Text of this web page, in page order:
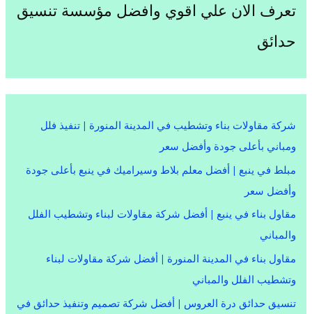
تعرف الان علي اقوي وافضل مؤسسة تنسيق
حدائق
شركة مقاولات بناء وتشطيب في المدينة المنورة | تنفيذ فلل
ومباني بأعلى جودة وأفضل سعر
مبلط في ينبع | أفضل معلم بلاط وسيراميك في ينبع بأعلى جودة
وأفضل سعر
مقاول بناء في ينبع | أفضل شركة مقاولات لبناء وتشطيب الفلل
والمباني
مقاول بناء في المدينة المنورة | أفضل شركة مقاولات لبناء
وتشطيب الفلل والمباني
تنسيق حدائق درة العروس | أفضل شركة تصميم وتنفيذ حدائق في